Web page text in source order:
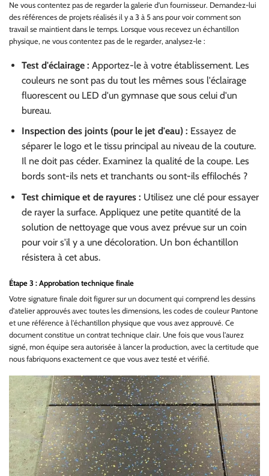
Ne vous contentez pas de regarder la galerie d'un fournisseur. Demandez-lui
des références de projets réalisés il y a 3 à 5 ans pour voir comment son
travail se maintient dans le temps. Lorsque vous recevez un échantillon
physique, ne vous contentez pas de le regarder, analysez-le :
Test d'éclairage : Apportez-le à votre établissement. Les
couleurs ne sont pas du tout les mêmes sous l'éclairage
fluorescent ou LED d'un gymnase que sous celui d'un
bureau.
Inspection des joints (pour le jet d'eau) : Essayez de
séparer le logo et le tissu principal au niveau de la couture.
Il ne doit pas céder. Examinez la qualité de la coupe. Les
bords sont-ils nets et tranchants ou sont-ils effilochés ?
Test chimique et de rayures : Utilisez une clé pour essayer
de rayer la surface. Appliquez une petite quantité de la
solution de nettoyage que vous avez prévue sur un coin
pour voir s'il y a une décoloration. Un bon échantillon
résistera à cet abus.
Étape 3 : Approbation technique finale
Votre signature finale doit figurer sur un document qui comprend les dessins
d'atelier approuvés avec toutes les dimensions, les codes de couleur Pantone
et une référence à l'échantillon physique que vous avez approuvé. Ce
document constitue un contrat technique clair. Une fois que vous l'aurez
signé, mon équipe sera autorisée à lancer la production, avec la certitude que
nous fabriquons exactement ce que vous avez testé et vérifié.